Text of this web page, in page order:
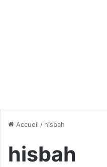
Accueil / hisbah
hisbah